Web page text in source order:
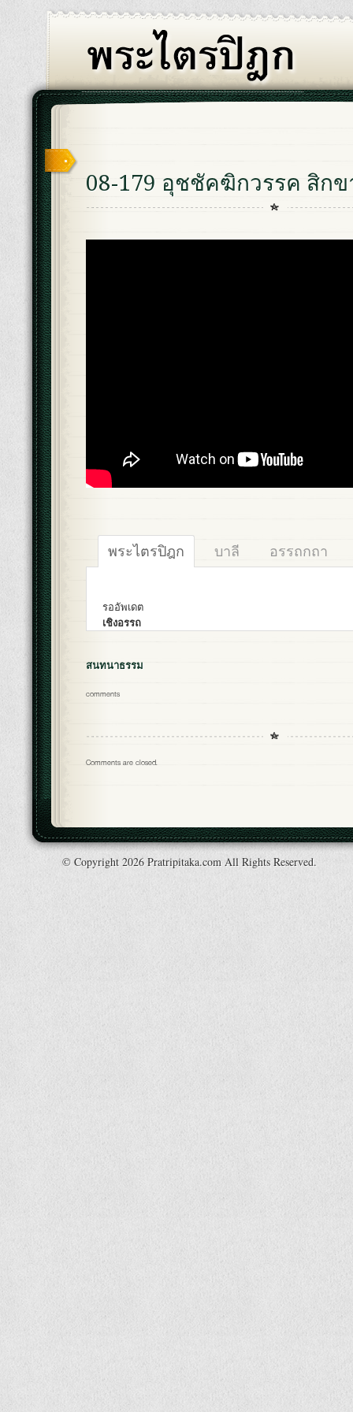
08-179 อุชชัคฆิกวรรค สิก
พระไตรปิฎก บาลี อรรถกถา
รออัพเดต
เชิงอรรถ
สนทนาธรรม
comments
Comments are closed.
© Copyright 2026 Pratripitaka.com All Rights Reserved.